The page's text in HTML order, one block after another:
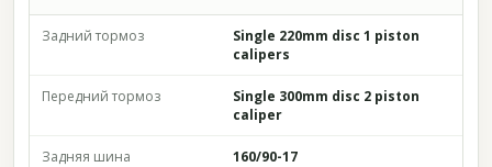
Задний тормоз
Single 220mm disc 1 piston
calipers
Передний тормоз
Single 300mm disc 2 piston
caliper
Задняя шина 160/90-17